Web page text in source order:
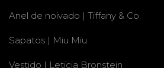
Anel de noivado | Tiffany & Co.
Sapatos | Miu Miu
Vestido | Leticia Bronstein